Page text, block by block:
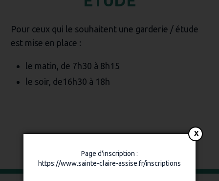
Pour ceux qui le souhaitent une garderie / étude
est mise en place :
le matin, de 7h30 à 8h15
le soir, de16h30 à 18h
Page d'inscription :
https://www.sainte-claire-assise.fr/inscriptions